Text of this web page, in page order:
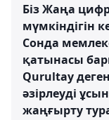
Біз Жаңа
мүмкіндігін
Сонда
қатынасы
Qurultay
әзірлеуді
жаңғырту